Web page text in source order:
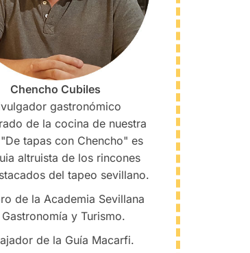
Chencho Cubiles
gastronómico
de la cocina de nuestra
tapas con Chencho" es
altruista de los rincones
del tapeo sevillano.
de la Academia Sevillana
y Turismo.
de la Guía Macarfi.